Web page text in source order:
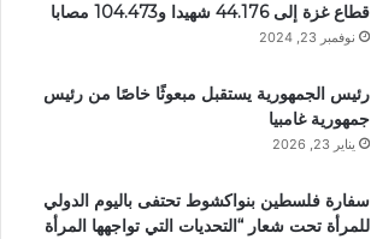
قطاع غزة إلى 44.176 شهيدا و104.473 مصابا
نوفمبر 23, 2024
رئيس الجمهورية يستقبل مبعوثًا خاصًا من رئيس
جمهورية غامبيا
يناير 23, 2026
سفارة فلسطين بنواكشوط تحتفى باليوم الدولي
للمرأة تحت شعار “التحديات التي تواجهها المرأة